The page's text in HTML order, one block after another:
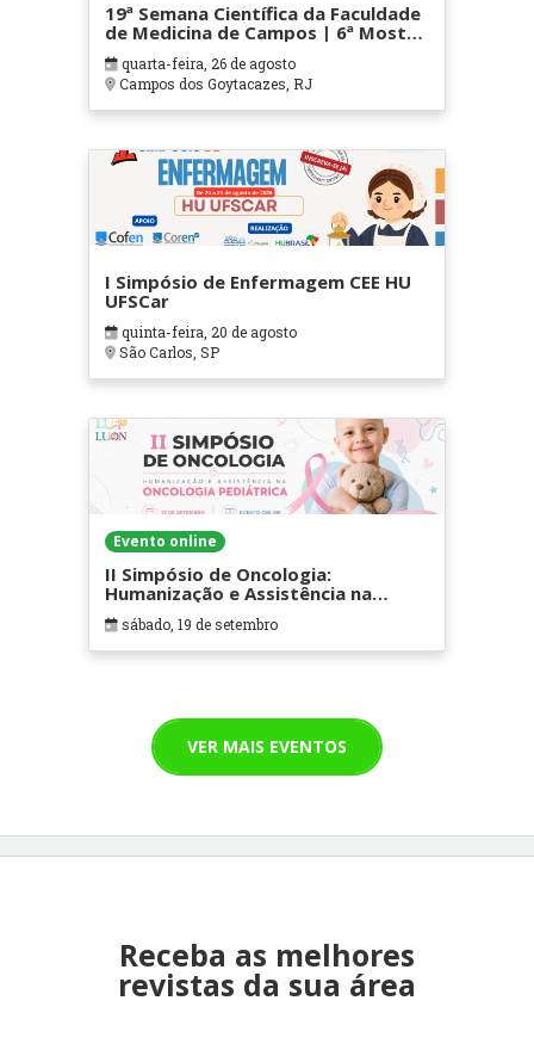
19ª Semana Científica da Faculdade
de Medicina de Campos | 6ª Mostra
de Extensão | 6ª Semana de
Egressos
quarta-feira, 26 de agosto
Campos dos Goytacazes, RJ
I Simpósio de Enfermagem CEE HU
UFSCar
quinta-feira, 20 de agosto
São Carlos, SP
Evento online
II Simpósio de Oncologia:
Humanização e Assistência na
Oncologia Pediátrica
sábado, 19 de setembro
VER MAIS EVENTOS
Receba as melhores
revistas da sua área